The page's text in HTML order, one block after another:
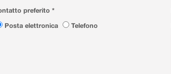
preferito *
Posta elettronica
Telefono